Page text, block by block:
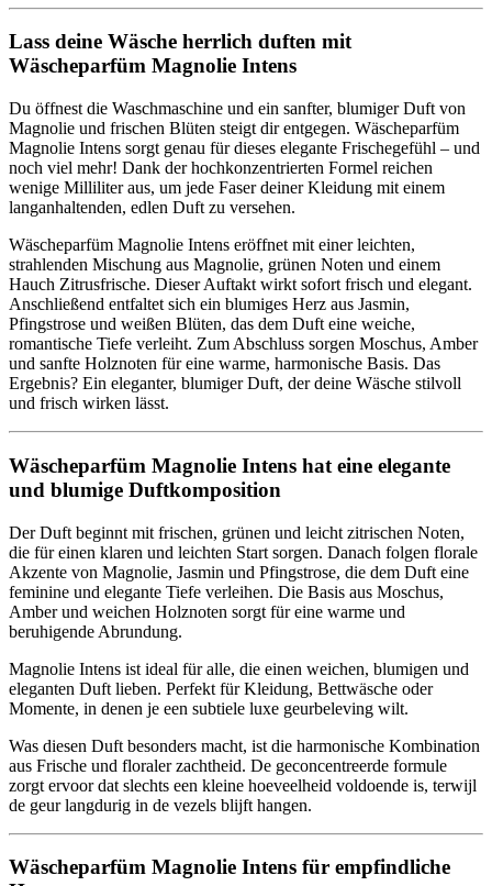
Lass deine Wäsche herrlich duften mit
Wäscheparfüm Magnolie Intens
Du öffnest die Waschmaschine und ein sanfter, blumiger Duft von
Magnolie und frischen Blüten steigt dir entgegen. Wäscheparfüm
Magnolie Intens sorgt genau für dieses elegante Frischegefühl – und
noch viel mehr! Dank der hochkonzentrierten Formel reichen
wenige Milliliter aus, um jede Faser deiner Kleidung mit einem
langanhaltenden, edlen Duft zu versehen.
Wäscheparfüm Magnolie Intens eröffnet mit einer leichten,
strahlenden Mischung aus Magnolie, grünen Noten und einem
Hauch Zitrusfrische. Dieser Auftakt wirkt sofort frisch und elegant.
Anschließend entfaltet sich ein blumiges Herz aus Jasmin,
Pfingstrose und weißen Blüten, das dem Duft eine weiche,
romantische Tiefe verleiht. Zum Abschluss sorgen Moschus, Amber
und sanfte Holznoten für eine warme, harmonische Basis. Das
Ergebnis? Ein eleganter, blumiger Duft, der deine Wäsche stilvoll
und frisch wirken lässt.
Wäscheparfüm Magnolie Intens hat eine elegante
und blumige Duftkomposition
Der Duft beginnt mit frischen, grünen und leicht zitrischen Noten,
die für einen klaren und leichten Start sorgen. Danach folgen florale
Akzente von Magnolie, Jasmin und Pfingstrose, die dem Duft eine
feminine und elegante Tiefe verleihen. Die Basis aus Moschus,
Amber und weichen Holznoten sorgt für eine warme und
beruhigende Abrundung.
Magnolie Intens ist ideal für alle, die einen weichen, blumigen und
eleganten Duft lieben. Perfekt für Kleidung, Bettwäsche oder
Momente, in denen je een subtiele luxe geurbeleving wilt.
Was diesen Duft besonders macht, ist die harmonische Kombination
aus Frische und floraler zachtheid. De geconcentreerde formule
zorgt ervoor dat slechts een kleine hoeveelheid voldoende is, terwijl
de geur langdurig in de vezels blijft hangen.
Wäscheparfüm Magnolie Intens für empfindliche